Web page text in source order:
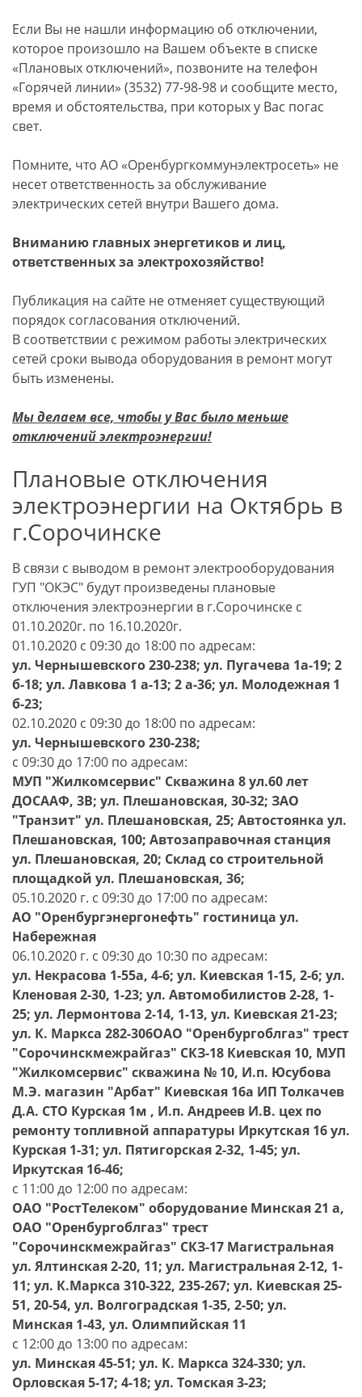
Если Вы не нашли информацию об отключении,
которое произошло на Вашем объекте в списке
«Плановых отключений», позвоните на телефон
«Горячей линии» (3532) 77-98-98 и сообщите место,
время и обстоятельства, при которых у Вас погас
свет.
Помните, что АО «Оренбургкоммунэлектросеть» не
несет ответственность за обслуживание
электрических сетей внутри Вашего дома.
Вниманию главных энергетиков и лиц,
ответственных за электрохозяйство!
Публикация на сайте не отменяет существующий
порядок согласования отключений.
В соответствии с режимом работы электрических
сетей сроки вывода оборудования в ремонт могут
быть изменены.
Мы делаем все, чтобы у Вас было меньше
отключений электроэнергии!
Плановые отключения
электроэнергии на Октябрь в
г.Сорочинске
В связи с выводом в ремонт электрооборудования
ГУП "ОКЭС" будут произведены плановые
отключения электроэнергии в г.Сорочинске с
01.10.2020г. по 16.10.2020г.
01.10.2020 с 09:30 до 18:00 по адресам:
ул. Чернышевского 230-238; ул. Пугачева 1а-19; 2
б-18; ул. Лавкова 1 а-13; 2 а-36; ул. Молодежная 1
б-23;
02.10.2020 с 09:30 до 18:00 по адресам:
ул. Чернышевского 230-238;
с 09:30 до 17:00 по адресам:
МУП "Жилкомсервис" Скважина 8 ул.60 лет
ДОСААФ, 3В; ул. Плешановская, 30-32; ЗАО
"Транзит" ул. Плешановская, 25; Автостоянка ул.
Плешановская, 100; Автозаправочная станция
ул. Плешановская, 20; Склад со строительной
площадкой ул. Плешановская, 36;
05.10.2020 г. с 09:30 до 17:00 по адресам:
АО "Оренбургэнергонефть" гостиница ул.
Набережная
06.10.2020 г. с 09:30 до 10:30 по адресам:
ул. Некрасова 1-55а, 4-6; ул. Киевская 1-15, 2-6; ул.
Кленовая 2-30, 1-23; ул. Автомобилистов 2-28, 1-
25; ул. Лермонтова 2-14, 1-13, ул. Киевская 21-23;
ул. К. Маркса 282-306ОАО "Оренбургоблгаз" тpест
"Соpочинскмежpайгаз" СКЗ-18 Киевская 10, МУП
"Жилкомсервис" скважина № 10, И.п. Юсубова
М.Э. магазин "Арбат" Киевская 16а ИП Толкачев
Д.А. СТО Курская 1м , И.п. Андреев И.В. цех по
ремонту топливной аппаратуры Иркутская 16 ул.
Курская 1-31; ул. Пятигорская 2-32, 1-45; ул.
Иркутская 16-46;
с 11:00 до 12:00 по адресам:
ОАО "РостТелеком" оборудование Минская 21 а,
ОАО "Оренбургоблгаз" тpест
"Соpочинскмежpайгаз" СКЗ-17 Магистральная
ул. Ялтинская 2-20, 11; ул. Магистральная 2-12, 1-
11; ул. К.Маркса 310-322, 235-267; ул. Киевская 25-
51, 20-54, ул. Волгоградская 1-35, 2-50; ул.
Минская 1-43, ул. Олимпийская 11
с 12:00 до 13:00 по адресам:
ул. Минская 45-51; ул. К. Маркса 324-330; ул.
Орловская 5-17; 4-18; ул. Томская 3-23;